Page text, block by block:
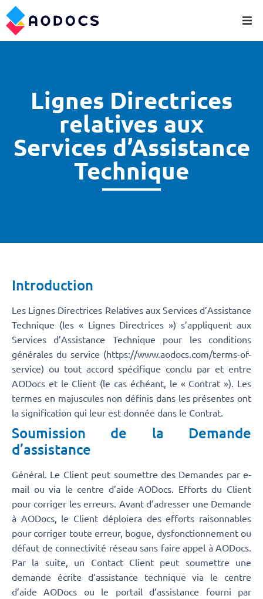
Lignes Directrices
relatives aux
Services d’Assistance
Technique
Introduction
Les Lignes Directrices Relatives aux Services d’Assistance
Technique (les « Lignes Directrices ») s’appliquent aux
Services d’Assistance Technique pour les conditions
générales du service (https://www.aodocs.com/terms-of-
service) ou tout accord spécifique conclu par et entre
AODocs et le Client (le cas échéant, le « Contrat »). Les
termes en majuscules non définis dans les présentes ont
la signification qui leur est donnée dans le Contrat.
Soumission de la Demande
d’assistance
Général. Le Client peut soumettre des Demandes par e-
mail ou via le centre d’aide AODocs. Efforts du Client
pour corriger les erreurs. Avant d’adresser une Demande
à AODocs, le Client déploiera des efforts raisonnables
pour corriger toute erreur, bogue, dysfonctionnement ou
défaut de connectivité réseau sans faire appel à AODocs.
Par la suite, un Contact Client peut soumettre une
demande écrite d’assistance technique via le centre
d’aide AODocs ou le portail d’assistance fourni par